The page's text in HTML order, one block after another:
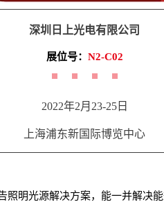
深圳日上光电有限公司
展位号： N2-C02
2022年2月23-25日
上海浦东新国际博览中心
明光源解决方案，能一并解决